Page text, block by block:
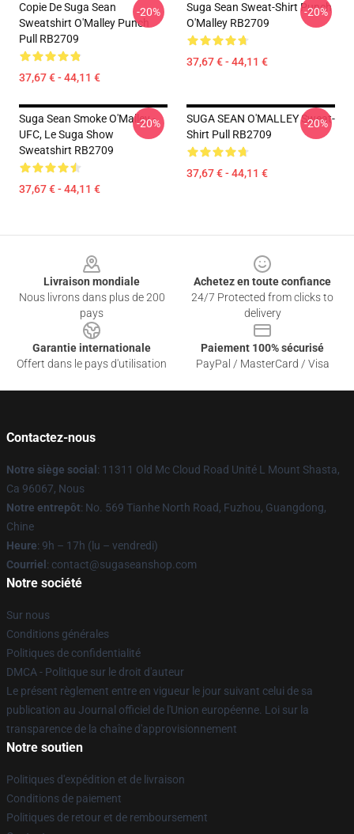
Copie De Suga Sean
Sweatshirt O'Malley Punch
Pull RB2709
37,67 € - 44,11 €
-20%
Suga Sean Sweat-Shirt Punch
O'Malley RB2709
37,67 € - 44,11 €
-20%
Suga Sean Smoke O'Malley -
UFC, Le Suga Show
Sweatshirt RB2709
37,67 € - 44,11 €
-20%
SUGA SEAN O'MALLEY Sweat-
Shirt Pull RB2709
37,67 € - 44,11 €
-20%
Livraison mondiale
Nous livrons dans plus de 200
pays
Achetez en toute confiance
24/7 Protected from clicks to
delivery
Garantie internationale
Offert dans le pays d'utilisation
Paiement 100% sécurisé
PayPal / MasterCard / Visa
Contactez-nous
Notre siège social : 11311 Old Mc Cloud Road Unité L Mount Shasta,
Ca 96067, Nous
Notre entrepôt: No. 569 Tianhe North Road, Fuzhou, Guangdong,
Chine
Heure: 9h – 17h (lu – vendredi)
Courriel : contact@sugaseanshop.com
Notre société
Sur nous
Conditions générales
Politiques de confidentialité
DMCA - Politique sur le droit d'auteur
Le présent règlement entre en vigueur le jour suivant celui de sa
publication au Journal officiel de l'Union européenne. Loi sur la
transparence de la chaîne d'approvisionnement
Notre soutien
Politiques d'expédition et de livraison
Conditions de paiement
Politiques de retour et de remboursement